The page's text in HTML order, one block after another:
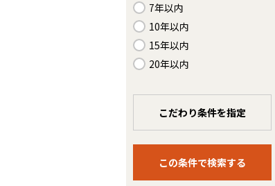
7年以内
10年以内
15年以内
20年以内
こだわり条件を指定